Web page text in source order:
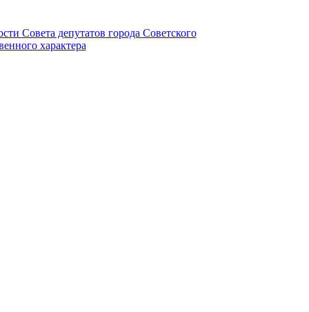
Совета депутатов города Советского
характера